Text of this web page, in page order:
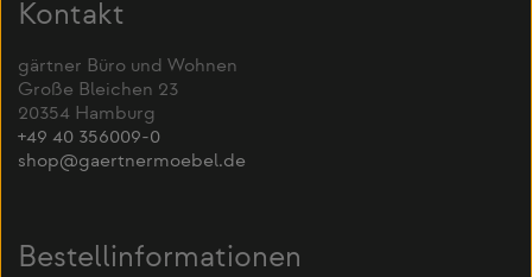
Kontakt
gärtner Büro und Wohnen
Große Bleichen 23
20354 Hamburg
+49 40 356009-0
shop@gaertnermoebel.de
Bestellinformationen